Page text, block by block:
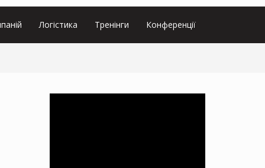
Логістика Тренінги Конференції